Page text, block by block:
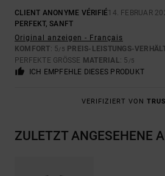
CLIENT ANONYME VÉRIFIÉ14. FEBRUAR
PERFEKT, SANFT
Original anzeigen - Français
KOMFORT: 5/5 PREIS-LEISTUNGS-
PERFEKTE GRÖSSE MATERIAL: 5 /5
ICH EMPFEHLE DIESES PRODUKT
VERIFIZIERT VON
ZULETZT ANGESEHENE